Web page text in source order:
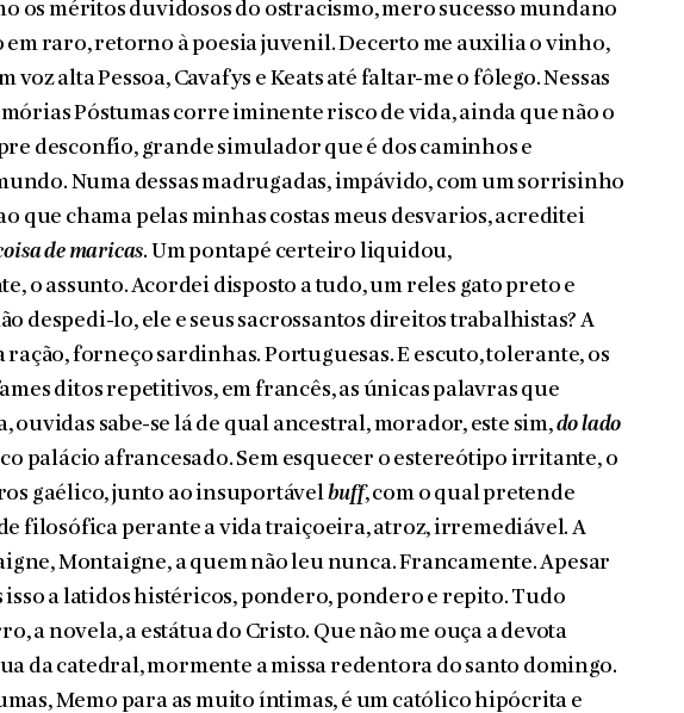
os méritos duvidosos do ostracismo, mero sucesso mundano
raro, retorno à poe­sia juvenil. Decerto me auxilia o vinho,
voz alta Pessoa, Cavafys e Keats até faltar-me o fôlego. Nessas
Póstu­mas corre iminente risco de vida, ainda que não o
des­confio, grande simulador que é dos caminhos e
Numa dessas madrugadas, impávido, com um sorrisinho
que chama pelas minhas costas meus desvarios, acreditei
de maricas. Um pontapé certeiro liquidou,
o assunto. Acordei disposto a tudo, um reles gato preto e
despedi-lo, ele e seus sacrossantos direitos trabalhistas? A
ração, forneço sardinhas. Portuguesas. E escuto, tolerante, os
ditos repetitivos, em francês, as únicas palavras que
ouvidas sabe-se lá de qual ancestral, morador, este sim,do lado
palácio afrancesado. Sem esquecer o estereótipo irritante, o
gaélico, junto ao insuportávelbuff, com o qual pretende
filosófica perante a vida traiçoeira, atroz, irremediável. A
Montaigne, a quem não leu nunca. Francamente. Apesar
isso a latidos histéricos, pondero, pondero e repito. Tudo
a novela, a estátua do Cristo. Que não me ouça a devota
da catedral, mormente a missa redentora do santo domingo.
Memo para as muito íntimas, é um católico hipócrita e